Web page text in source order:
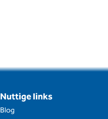
Nuttige links
Blog